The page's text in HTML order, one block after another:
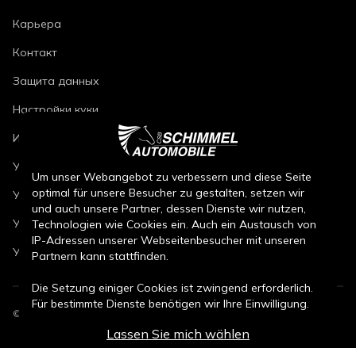
Карьера
Контакт
Защита данных
Настройки куки
Импринт
Условия ремонта автомобилей
Условия продажи новых автомобилей
Условия продажи подержанных автомобилей
Условия продажи запчастей
© CSB Schimmel Automobile GmbH. Все права защищены.
Um unser Webangebot zu verbessern und diese Seite
optimal für unsere Besucher zu gestalten, setzen wir
und auch unsere Partner, dessen Dienste wir nutzen,
Technologien wie Cookies ein. Auch ein Austausch von
IP-Adressen unserer Webseitenbesucher mit unseren
Partnern kann stattfinden.
Die Setzung einiger Cookies ist zwingend erforderlich.
Für bestimmte Dienste benötigen wir Ihre Einwilligung.
Durch den Klick auf „Alle Cookies akzeptieren“, willigen
Lassen Sie mich wählen